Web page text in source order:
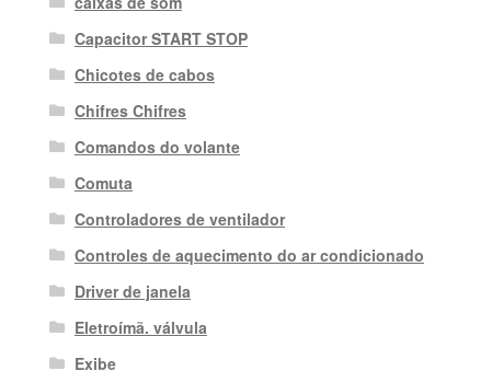
Capacitor START STOP
Chicotes de cabos
Chifres Chifres
Comandos do volante
Comuta
Controladores de ventilador
Controles de aquecimento do ar condicionado
Driver de janela
Eletroímã. válvula
Exibe